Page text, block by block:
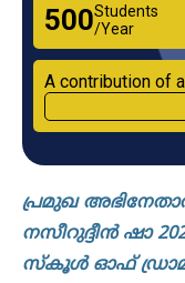
₹500Students
/Year
A contribution of
പ്രമുഖ
നസീറുദ്ദീൻ ഷാ
സ്കൂൾ ഓഫ്